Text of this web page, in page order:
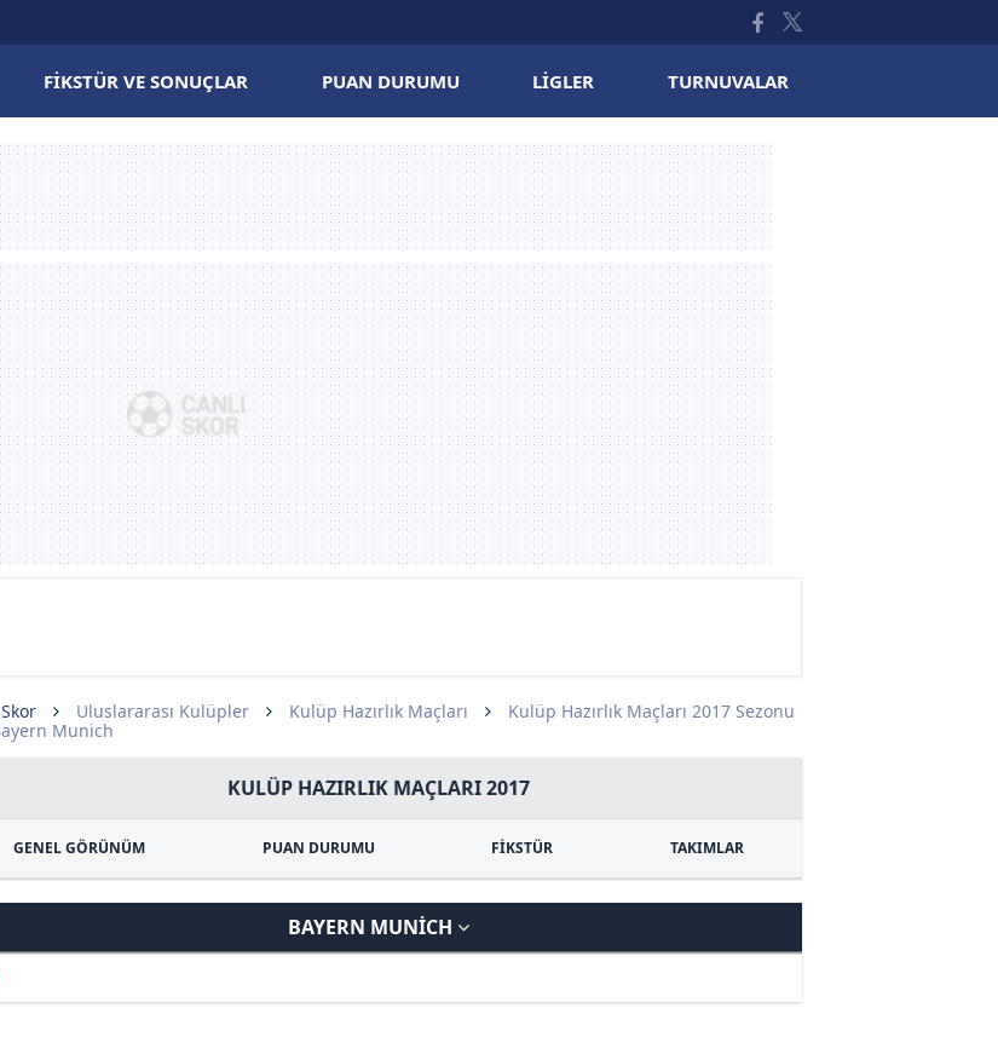
FIKSTÜR VE SONUÇLAR PUAN DURUMU LIGLER TURNUVALAR
Uluslararası Kulüpler Kulüp Hazırlık Maçları
Kulüp Hazırlık Maçları 2017 Sezonu
Munich
KULÜP HAZIRLIK MAÇLARI 2017
GENEL GÖRÜNÜM PUAN DURUMU FİKSTÜR TAKIMLAR
BAYERN MUNICH